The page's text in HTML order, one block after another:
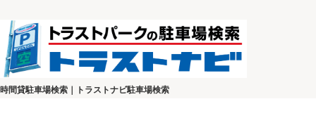
時間貸駐車場検索｜トラストナビ駐車場検索